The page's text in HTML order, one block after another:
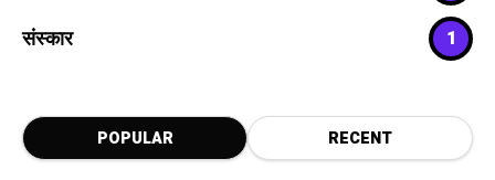
संस्कार 1
POPULAR RECENT